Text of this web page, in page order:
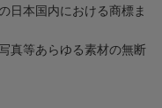
日本国内における商標ま
真等あらゆる素材の無断